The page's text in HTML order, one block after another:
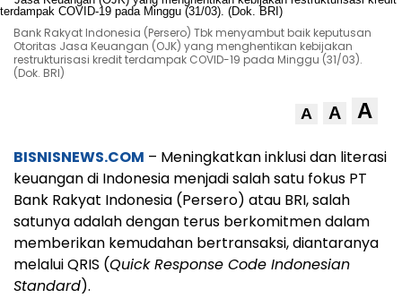
Bank Rakyat Indonesia (Persero) Tbk menyambut baik keputusan
Otoritas Jasa Keuangan (OJK) yang menghentikan kebijakan
restrukturisasi kredit terdampak COVID-19 pada Minggu (31/03).
(Dok. BRI)
A A A
BISNISNEWS.COM – Meningkatkan inklusi dan literasi
keuangan di Indonesia menjadi salah satu fokus PT
Bank Rakyat Indonesia (Persero) atau BRI, salah
satunya adalah dengan terus berkomitmen dalam
memberikan kemudahan bertransaksi, diantaranya
melalui QRIS (Quick Response Code Indonesian
Standard).